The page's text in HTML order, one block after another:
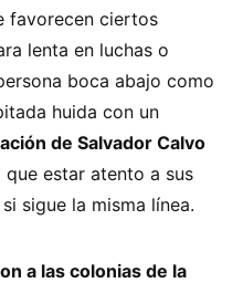
favorecen ciertos
lenta en luchas o
boca abajo como
huida con un
de Salvador Calvo
que estar atento a sus
sigue la misma línea.
a las colonias de la